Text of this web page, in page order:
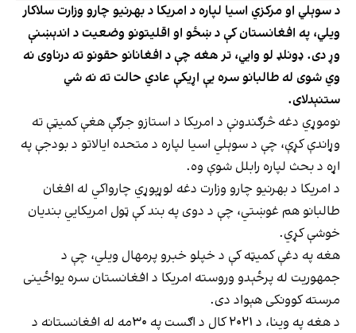
د سوېلي او مرکزي اسیا لپاره د امریکا د بهرنیو چارو وزارت سلاکار
ویلي، په افغانستان کې د ښځو او اقلیتونو وضعیت د اندېښنې
وړ دی. ډونلډ لو وایي، تر هغه چې د افغانانو حقونو ته درناوی نه
وي شوی له طالبانو سره یې اړیکې عادي حالت ته نه شي
ستنېدلای.
نوموړي دغه څرګندونې د امریکا د استازو جرګې هغې کمیټې ته
وړاندې کړې، چې د سوېلي اسیا لپاره د متحده ایالاتو د بودجې په
اړه د بحث لپاره رابلل شوې وه.
د امریکا د بهرنیو چارو وزارت دغه لوړپوړي چارواکي له افغان
طالبانو هم غوښتي، چې د دوی په بند کې ټول امریکايي بندیان
خوشې کړي.
هغه په دغې کمیټه کې د خپلو خبرو پرمهال ویلي، چې د
جمهوریت له پرځېدو وروسته امریکا د افغانستان سره یواځینی
مرسته کوونکی هېواد دی.
د هغه په وینا، د ۲۰۲۱ کال د اګست په ۳۰مه له افغانستانه د